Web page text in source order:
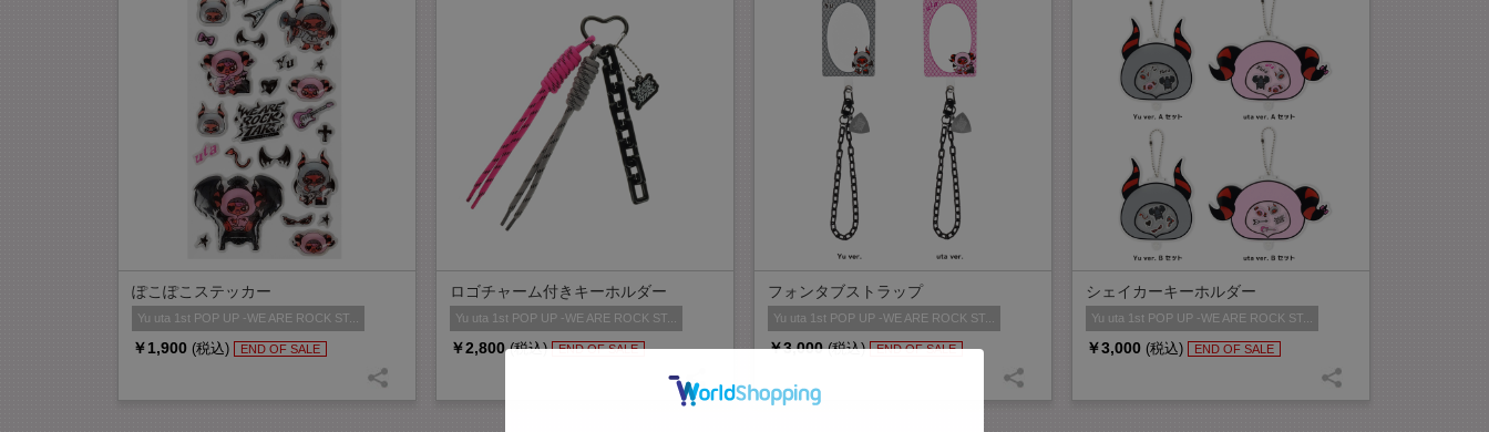
ぽこぽこステッカー
Yu uta 1st POP UP -WE ARE ROCK ST...
￥1,900 (税込) END OF SALE
ロゴチャーム付きキーホルダー
Yu uta 1st POP UP -WE ARE ROCK ST...
￥2,800 (税込) END OF SALE
フォンタブストラップ
Yu uta 1st POP UP -WE ARE ROCK ST...
￥3,000 (税込) END OF SALE
シェイカーキーホルダー
Yu uta 1st POP UP -WE ARE ROCK ST...
￥3,000 (税込) END OF SALE